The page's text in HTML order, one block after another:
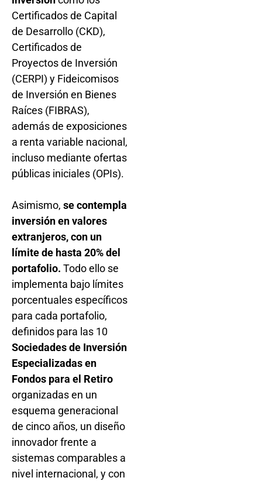
Certificados de Capital
de Desarrollo (CKD),
Certificados de
Proyectos de Inversión
(CERPI) y Fideicomisos
de Inversión en Bienes
Raíces (FIBRAS),
además de exposiciones
a renta variable nacional,
incluso mediante ofertas
públicas iniciales (OPIs).
Asimismo, se contempla
inversión en valores
extranjeros, con un
límite de hasta 20% del
portafolio. Todo ello se
implementa bajo límites
porcentuales específicos
para cada portafolio,
definidos para las 10
Sociedades de Inversión
Especializadas en
Fondos para el Retiro
organizadas en un
esquema generacional
de cinco años, un diseño
innovador frente a
sistemas comparables a
nivel internacional, y con